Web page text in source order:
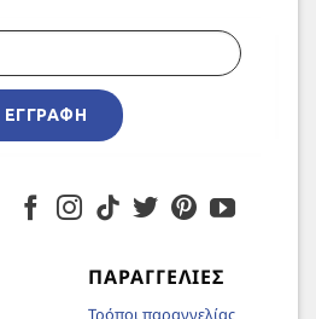
ΕΓΓΡΑΦΉ
ΠΑΡΑΓΓΕΛΊΕΣ
Τρόποι παραγγελίας